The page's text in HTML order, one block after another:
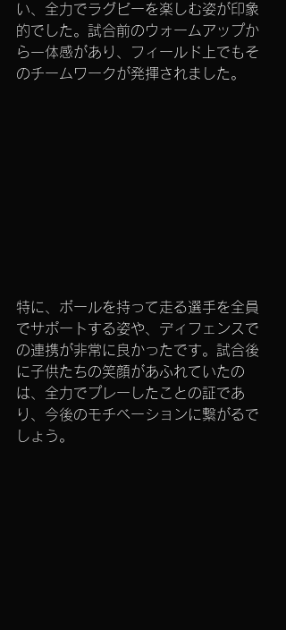
い、全力でラグビーを楽しむ姿が印象
的でした。試合前のウォームアップか
ら一体感があり、フィールド上でもそ
のチームワークが発揮されました。
特に、ボールを持って走る選手を全員
でサポートする姿や、ディフェンスで
の連携が非常に良かったです。試合後
に子供たちの笑顔があふれていたの
は、全力でプレーしたことの証であ
り、今後のモチベーションに繋がるで
しょう。